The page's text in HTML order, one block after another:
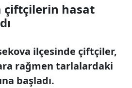
çiftçilerin hasat
ilçesinde çiftçiler,
rağmen tarlalardaki
başladı.